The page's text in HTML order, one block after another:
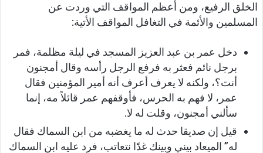
الخلق الرفيع، ومن أعظم المواقف التي وردت عن
المسلمين والأئمة في التغافل المواقف الأتية:
دخل عمر بن عبد العزيز المسجد في ليلة مظلمة، فمر
برجل نائم فعثر به فرفع الرجل رأسه وقال أمجنون
أنت؟، ولكنه لا يعرف أعرف أنه أمير المؤمنين فقال
عمر، لا فهم به الحرس، فأوقفهم عمر قائلاً مه، إنما
سألني أمجنون، وقلت له لا.
قيل إن صديقا حدث له ما يغضبه من ابن السماك فقال
له” الميعاد بيني وبينك غدًا نتعاتب، فرد عليه ابن السماك